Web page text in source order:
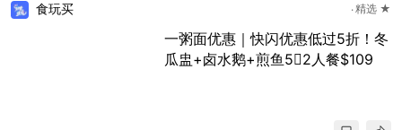
食玩买 精选 ★
一粥面优惠｜快闪优惠低过5折！冬
瓜盅+卤水鹅+煎鱼5𩠌2人餐$109